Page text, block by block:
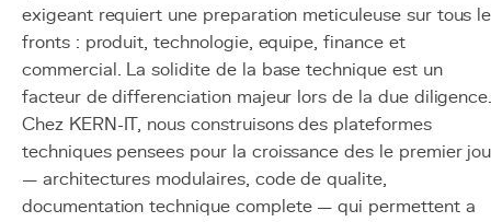
exigeant requiert une preparation meticuleuse sur tous
fronts : produit, technologie, equipe, finance et
commercial. La solidite de la base technique est un
facteur de differenciation majeur lors de la due
Chez KERN-IT, nous construisons des plateformes
techniques pensees pour la croissance des le premier
— architectures modulaires, code de qualite,
documentation technique complete — qui permettent a